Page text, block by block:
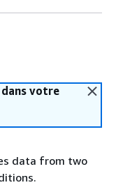
votre
data from two